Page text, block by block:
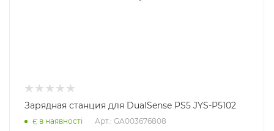
Зарядная станция для DualSense PS5 JYS-P5102
Є в наявності Арт.: GA003676808